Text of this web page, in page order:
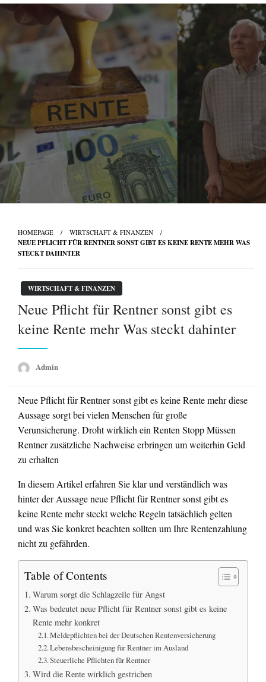
Skip
HOMEPAGE WIRTSCHAFT & FINANZEN
NEUE PFLICHT FÜR RENTNER SONST GIBT ES KEINE RENTE MEHR WAS
STECKT DAHINTER
WIRTSCHAFT & FINANZEN
Neue Pflicht für Rentner sonst gibt es
keine Rente mehr Was steckt dahinter
Admin
Neue Pflicht für Rentner sonst gibt es keine Rente mehr diese
Aussage sorgt bei vielen Menschen für große
Verunsicherung. Droht wirklich ein Renten Stopp Müssen
Rentner zusätzliche Nachweise erbringen um weiterhin Geld
zu erhalten
In diesem Artikel erfahren Sie klar und verständlich was
hinter der Aussage neue Pflicht für Rentner sonst gibt es
keine Rente mehr steckt welche Regeln tatsächlich gelten
und was Sie konkret beachten sollten um Ihre Rentenzahlung
nicht zu gefährden.
Table of Contents
Warum sorgt die Schlagzeile für Angst
Was bedeutet neue Pflicht für Rentner sonst gibt es keine
Rente mehr konkret
Meldepflichten bei der Deutschen Rentenversicherung
Lebensbescheinigung für Rentner im Ausland
Steuerliche Pflichten für Rentner
Wird die Rente wirklich gestrichen